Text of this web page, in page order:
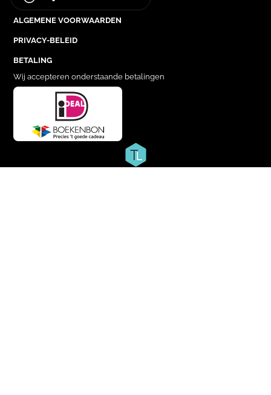
ALGEMENE VOORWAARDEN
PRIVACY-BELEID
BETALING
Wij accepteren onderstaande betalingen